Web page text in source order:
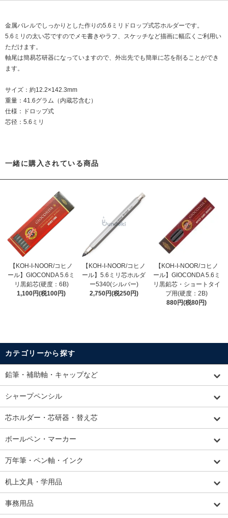
金属バレルでしっかりとした作りの5.6ミリドロップ式芯ホルダーです。
5.6ミリの太い芯ですのでメモ書きやラフ、スケッチなど描画に幅広くご利用い
ただけます。
軸尾は簡易芯研器になっていますので、外出先でも簡単に芯を削ることができ
ます。
サイズ：約12.2×142.3mm
重量：41.6グラム（内蔵芯含む）
仕様：ドロップ式
芯径：5.6ミリ
一緒に購入されている商品
【KOH-I-NOOR/コヒノ
ール】GIOCONDA 5.6ミ
リ黒鉛芯(硬度：6B)
1,100円(税100円)
【KOH-I-NOOR/コヒノ
ール】5.6ミリ芯ホルダ
ー5340(シルバー)
2,750円(税250円)
【KOH-I-NOOR/コヒノ
ール】GIOCONDA 5.6ミ
リ黒鉛芯・ショートタイ
プ用(硬度：2B)
880円(税80円)
カテゴリーから探す
鉛筆・補助軸・キャップなど
シャープペンシル
芯ホルダー・芯研器・替え芯
ボールペン・マーカー
万年筆・ペン軸・インク
机上文具・学用品
事務用品